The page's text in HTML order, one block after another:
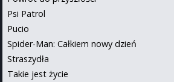
Psi Patrol
Pucio
Spider-Man: Całkiem nowy dzień
Straszydła
Takie jest życie